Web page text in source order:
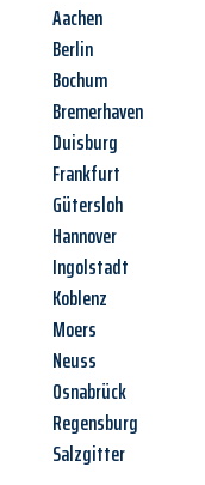
Aachen
Berlin
Bochum
Bremerhaven
Duisburg
Frankfurt
Gütersloh
Hannover
Ingolstadt
Koblenz
Moers
Neuss
Osnabrück
Regensburg
Salzgitter